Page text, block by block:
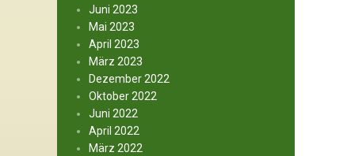
Juni 2023
Mai 2023
April 2023
März 2023
Dezember 2022
Oktober 2022
Juni 2022
April 2022
März 2022